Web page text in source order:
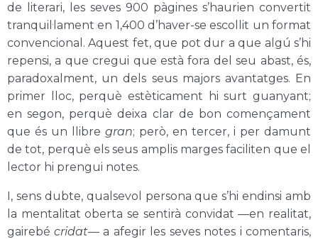
de literari, les seves 900 pàgines s’haurien convertit
tranquil·lament en 1,400 d’haver-se escollit un format
convencional. Aquest fet, que pot dur a que algú s’hi
repensi, a que cregui que està fora del seu abast, és,
paradoxalment, un dels seus majors avantatges. En
primer lloc, perquè estèticament hi surt guanyant;
en segon, perquè deixa clar de bon començament
que és un llibre gran; però, en tercer, i per damunt
de tot, perquè els seus amplis marges faciliten que el
lector hi prengui notes.
I, sens dubte, qualsevol persona que s’hi endinsi amb
la mentalitat oberta se sentirà convidat —en realitat,
gairebé cridat— a afegir les seves notes i comentaris,